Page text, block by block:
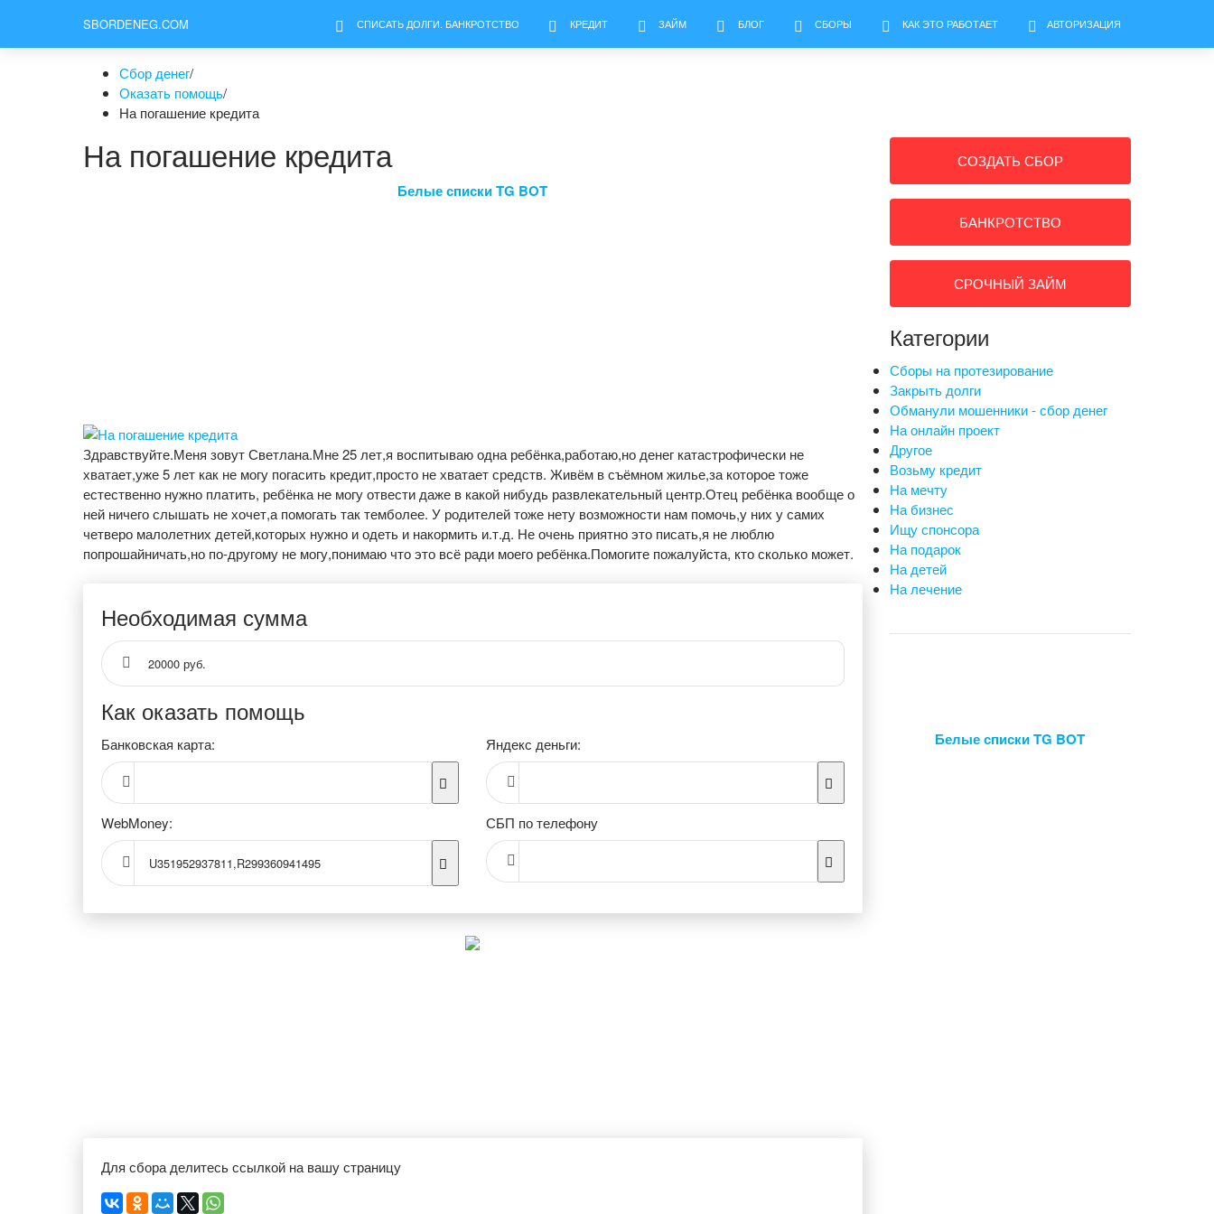
SBORDENEG.COM СПИСАТЬ ДОЛГИ. БАНКРОТСТВО КРЕДИТ ЗАЙМ БЛОГ СБОРЫ КАК ЭТО РАБОТАЕТ АВТОРИЗАЦИЯ
Сбор денег/
Оказать помощь/
На погашение кредита
На погашение кредита
Белые списки TG BOT
Здравствуйте.Меня зовут Светлана.Мне 25 лет,я воспитываю одна ребёнка,работаю,но денег катастрофически не
хватает,уже 5 лет как не могу погасить кредит,просто не хватает средств. Живём в съёмном жилье,за которое тоже
естественно нужно платить, ребёнка не могу отвести даже в какой нибудь развлекательный центр.Отец ребёнка вообще о
ней ничего слышать не хочет,а помогать так темболее. У родителей тоже нету возможности нам помочь,у них у самих
четверо малолетних детей,которых нужно и одеть и накормить и.т.д. Не очень приятно это писать,я не люблю
попрошайничать,но по-другому не могу,понимаю что это всё ради моего ребёнка.Помогите пожалуйста, кто сколько может.
Необходимая сумма
20000 руб.
Как оказать помощь
Банковская карта: Яндекс деньги:
WebMoney:
U351952937811,R299360941495
СБП по телефону
Для сбора делитесь ссылкой на вашу страницу
СОЗДАТЬ СБОР
БАНКРОТСТВО
СРОЧНЫЙ ЗАЙМ
Категории
Сборы на протезирование
Закрыть долги
Обманули мошенники - сбор денег
На онлайн проект
Другое
Возьму кредит
На мечту
На бизнес
Ищу спонсора
На подарок
На детей
На лечение
Белые списки TG BOT